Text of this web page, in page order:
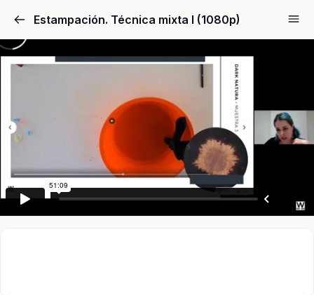
Estampación. Técnica mixta I (1080p)